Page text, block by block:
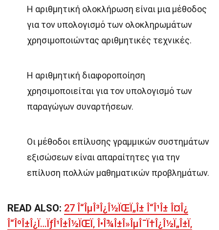
Η αριθμητική ολοκλήρωση είναι μια μέθοδος
για τον υπολογισμό των ολοκληρωμάτων
χρησιμοποιώντας αριθμητικές τεχνικές.
Η αριθμητική διαφοροποίηση
χρησιμοποιείται για τον υπολογισμό των
παραγώγων συναρτήσεων.
Οι μέθοδοι επίλυσης γραμμικών συστημάτων
εξισώσεων είναι απαραίτητες για την
επίλυση πολλών μαθηματικών προβλημάτων.
READ ALSO: 27 Î“ÎµÎ³Î¿Î½ÏŒÏ„Î± Î“Î¹Î± Î¤Î¿
Î“ÎºÎ±Î¿Ï…ÏƒÎ¹Î±Î½ÏŒÏ‚ Î•Î¾Î±Î»ÎµÎ¯Ï†Î¿Î½Ï„Î±Ï‚